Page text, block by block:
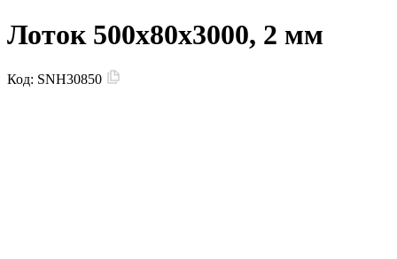
Лоток 500x80х3000, 2 мм
Код: SNH30850